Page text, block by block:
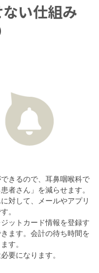
い仕組み
きるので、耳鼻咽喉科で
者さん」を減らせます。
対して、メールやアプリ
。
ットカード情報を登録す
ます。会計の待ち時間を
す。
要になります。